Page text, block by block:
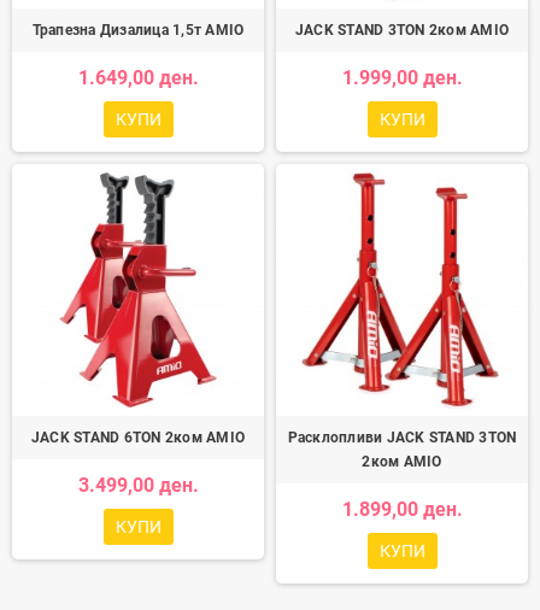
Трапезна Дизалица 1,5т AMIO
1.649,00 ден.
КУПИ
JACK STAND 3TON 2ком AMIO
1.999,00 ден.
КУПИ
JACK STAND 6TON 2ком AMIO
3.499,00 ден.
КУПИ
Расклопливи JACK STAND 3TON
2ком AMIO
1.899,00 ден.
КУПИ